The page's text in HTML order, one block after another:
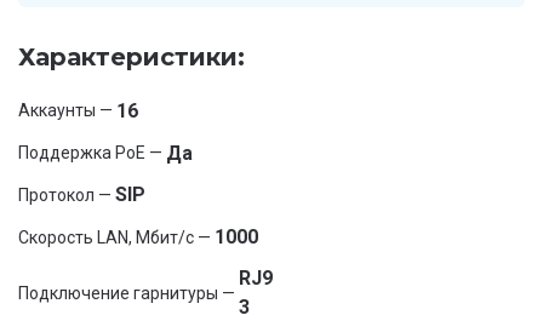
Характеристики:
Аккаунты — 16
Поддержка PoE — Да
Протокол — SIP
Скорость LAN, Мбит/с — 1000
Подключение гарнитуры —
RJ9
3